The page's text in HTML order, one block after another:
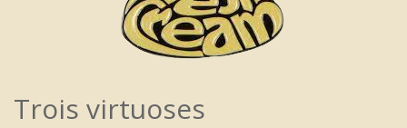
Trois virtuoses